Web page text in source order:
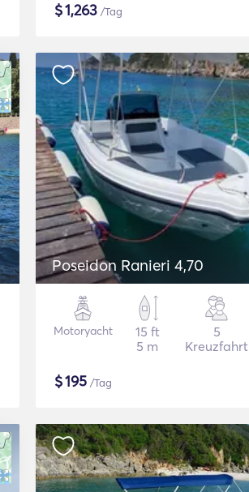
$1,263 /Tag
Poseidon Ranieri 4,70
Motoryacht
15 ft
5 m
5
Kreuzfahrt
$195 /Tag